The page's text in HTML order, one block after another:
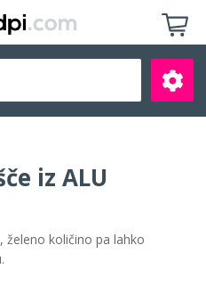
iz ALU
želeno količino pa lahko